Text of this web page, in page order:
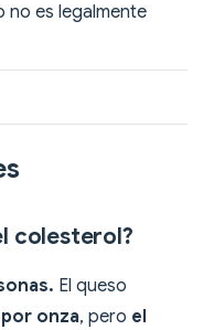
no es legalmente
colesterol?
El queso
onza, pero el